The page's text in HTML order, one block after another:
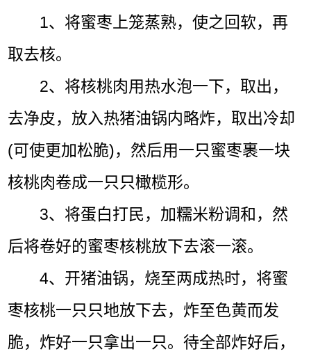
1、将蜜枣上笼蒸熟，使之回软，再
取去核。
2、将核桃肉用热水泡一下，取出，
去净皮，放入热猪油锅内略炸，取出冷却
(可使更加松脆)，然后用一只蜜枣裹一块
核桃肉卷成一只只橄榄形。
3、将蛋白打民，加糯米粉调和，然
后将卷好的蜜枣核桃放下去滚一滚。
4、开猪油锅，烧至两成热时，将蜜
枣核桃一只只地放下去，炸至色黄而发
脆，炸好一只拿出一只。待全部炸好后，